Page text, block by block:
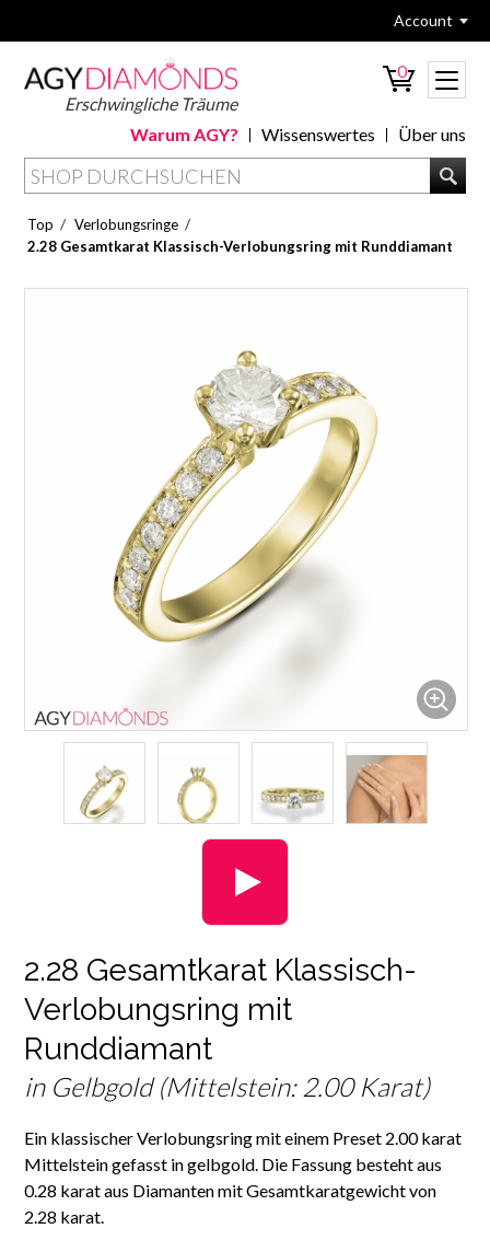
Account
Erschwingliche Träume
0
Über uns
Wissenswertes
Warum AGY?
Top / Verlobungsringe /
2.28 Gesamtkarat Klassisch-Verlobungsring mit Runddiamant
2.28 Gesamtkarat Klassisch-
Verlobungsring mit
Runddiamant
in Gelbgold (Mittelstein: 2.00 Karat)
Ein klassischer Verlobungsring mit einem Preset 2.00 karat
Mittelstein gefasst in gelbgold. Die Fassung besteht aus
0.28 karat aus Diamanten mit Gesamtkaratgewicht von
2.28 karat.